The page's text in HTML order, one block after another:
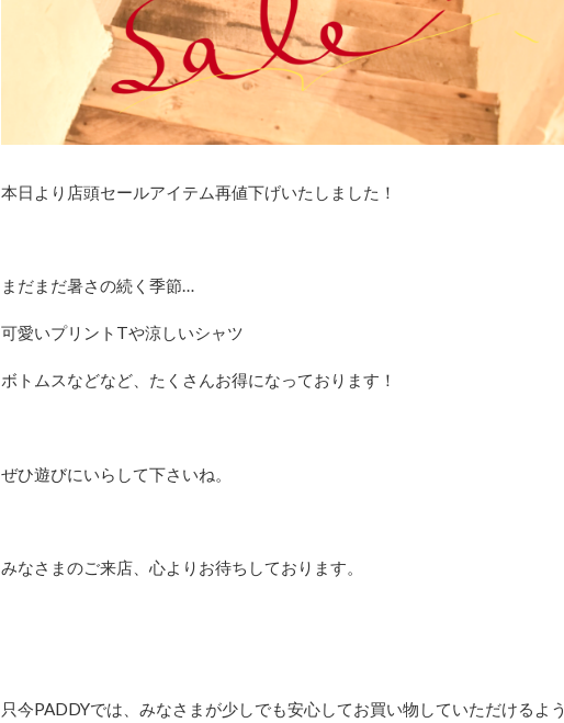
本日より店頭セールアイテム再値下げいたしました！
まだまだ暑さの続く季節…
可愛いプリントTや涼しいシャツ
ボトムスなどなど、たくさんお得になっております！
ぜひ遊びにいらして下さいね。
みなさまのご来店、心よりお待ちしております。
只今PADDYでは、みなさまが少しでも安心してお買い物していただけるよう